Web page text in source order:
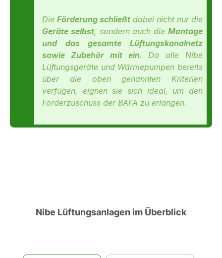
Die Förderung schließt dabei nicht nur die
Geräte selbst, sondern auch dieMontage
und das gesamte Lüftungskanalnetz
sowie Zubehör mit ein. Da alle Nibe
Lüftungsgeräte und Wärmepumpen bereits
über die oben genannten Kriterien
verfügen, eignen sie sich ideal, um den
Förderzuschuss der BAFA zu erlangen.
Nibe Lüftungsanlagen im Überblick